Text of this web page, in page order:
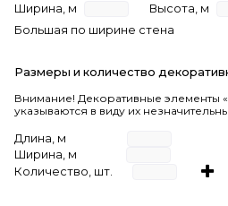
Ширина, м
Высота, м
Большая по ширине стена
Размеры и количество
Внимание! Декоративные элементы
указываются в виду их
Длина, м
Ширина, м
Количество, шт.